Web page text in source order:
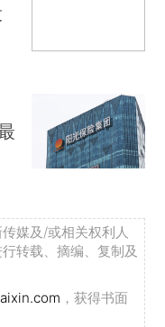
媒及/或相关权利人
转载、摘编、复制及
，获得书面